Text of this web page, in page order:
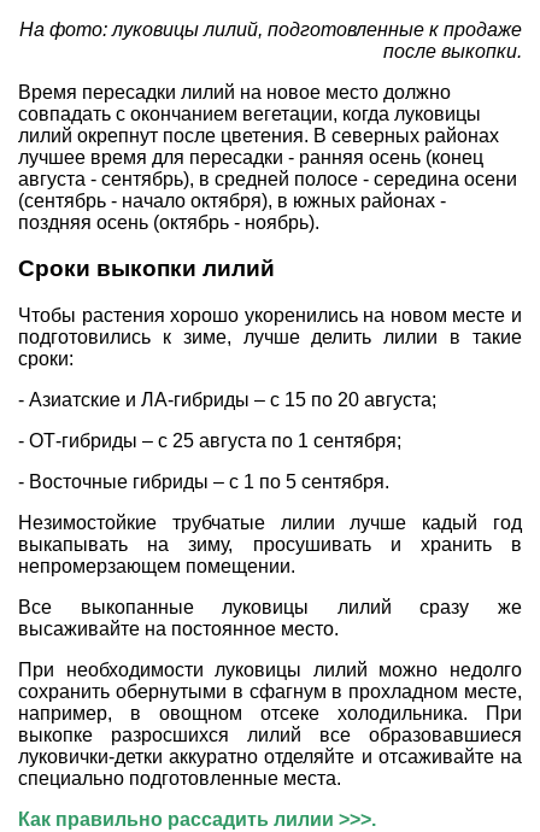
На фото: луковицы лилий, подготовленные к продаже
после выкопки.
Время пересадки лилий на новое место должно
совпадать с окончанием вегетации, когда луковицы
лилий окрепнут после цветения. В северных районах
лучшее время для пересадки - ранняя осень (конец
августа - сентябрь), в средней полосе - середина осени
(сентябрь - начало октября), в южных районах -
поздняя осень (октябрь - ноябрь).
Сроки выкопки лилий
Чтобы растения хорошо укоренились на новом месте и
подготовились к зиме, лучше делить лилии в такие
сроки:
- Азиатские и ЛА-гибриды – с 15 по 20 августа;
- ОТ-гибриды – с 25 августа по 1 сентября;
- Восточные гибриды – с 1 по 5 сентября.
Незимостойкие трубчатые лилии лучше кадый год
выкапывать на зиму, просушивать и хранить в
непромерзающем помещении.
Все выкопанные луковицы лилий сразу же
высаживайте на постоянное место.
При необходимости луковицы лилий можно недолго
сохранить обернутыми в сфагнум в прохладном месте,
например, в овощном отсеке холодильника. При
выкопке разросшихся лилий все образовавшиеся
луковички-детки аккуратно отделяйте и отсаживайте на
специально подготовленные места.
Как правильно рассадить лилии >>>.